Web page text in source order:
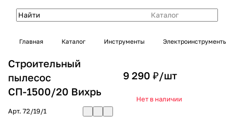
Каталог
Главная Каталог Инструменты
Строительный
пылесос
СП-1500/20 Вихрь
Арт. 72/19/1
9 290 ₽/шт
Нет в наличии